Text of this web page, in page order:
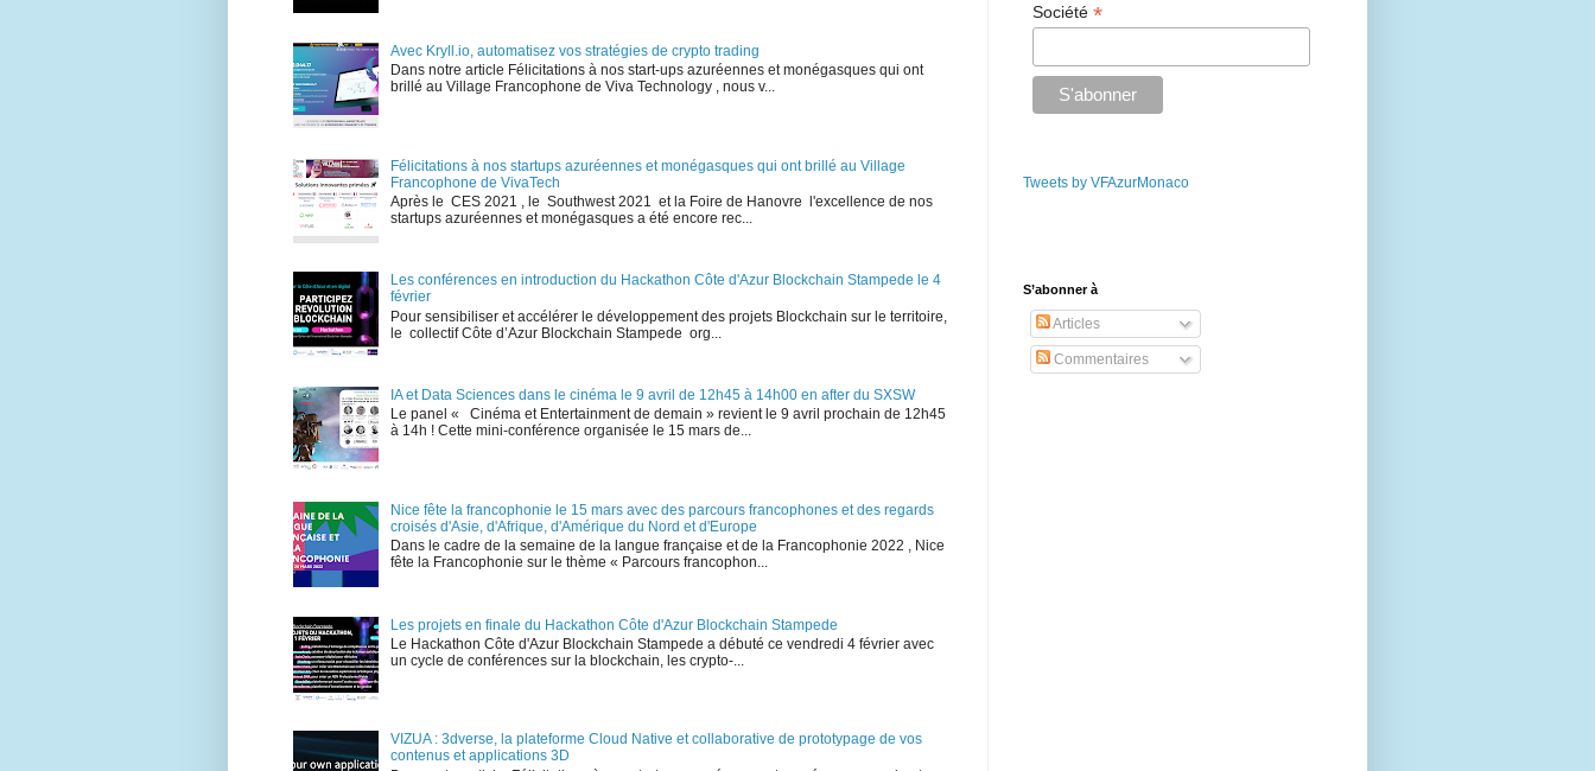
Avec Kryll.io, automatisez vos stratégies de crypto trading
Dans notre article Félicitations à nos start-ups azuréennes et monégasques qui ont
brillé au Village Francophone de Viva Technology , nous v...
Félicitations à nos startups azuréennes et monégasques qui ont brillé au Village
Francophone de VivaTech
Après le CES 2021 , le Southwest 2021 et la Foire de Hanovre l'excellence de nos
startups azuréennes et monégasques a été encore rec...
Les conférences en introduction du Hackathon Côte d'Azur Blockchain Stampede le 4
février
Pour sensibiliser et accélérer le développement des projets Blockchain sur le territoire,
le collectif Côte d’Azur Blockchain Stampede org...
IA et Data Sciences dans le cinéma le 9 avril de 12h45 à 14h00 en after du SXSW
Le panel « Cinéma et Entertainment de demain » revient le 9 avril prochain de 12h45
à 14h ! Cette mini-conférence organisée le 15 mars de...
Nice fête la francophonie le 15 mars avec des parcours francophones et des regards
croisés d'Asie, d'Afrique, d'Amérique du Nord et d'Europe
Dans le cadre de la semaine de la langue française et de la Francophonie 2022 , Nice
fête la Francophonie sur le thème « Parcours francophon...
Les projets en finale du Hackathon Côte d'Azur Blockchain Stampede
Le Hackathon Côte d'Azur Blockchain Stampede a débuté ce vendredi 4 février avec
un cycle de conférences sur la blockchain, les crypto-...
VIZUA : 3dverse, la plateforme Cloud Native et collaborative de prototypage de vos
contenus et applications 3D
Société *
Tweets by VFAzurMonaco
S’abonner à
Articles
Commentaires